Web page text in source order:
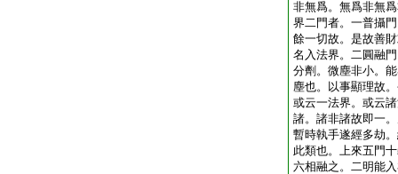
非無爲。無爲非無
界二門者。一普攝
餘一切故。是故善
名入法界。二圓融
分劑。微塵非小。
塵也。以事顯理故
或云一法界。或云
諸。諸非諸故即一
暫時執手遂經多劫
此類也。上來五門
六相融之。二明能